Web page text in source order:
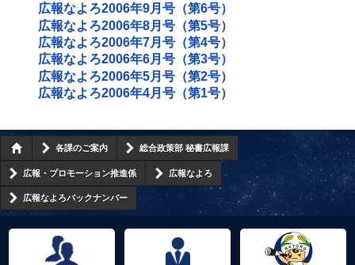
広報なよろ2006年9月号（第6号）
広報なよろ2006年8月号（第5号）
広報なよろ2006年7月号（第4号）
広報なよろ2006年6月号（第3号）
広報なよろ2006年5月号（第2号）
広報なよろ2006年4月号（第1号）
各課のご案内 総合政策部 秘書広報課
広報・プロモーション推進係 広報なよろ
広報なよろバックナンバー